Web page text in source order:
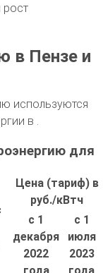
рост
в Пензе и
используются
в .
для
Цена (тариф) в
руб./кВтч
с 1
декабря
2022
с 1
июля
2023